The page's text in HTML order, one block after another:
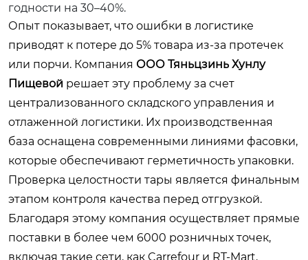
годности на 30–40%.
Опыт показывает, что ошибки в логистике
приводят к потере до 5% товара из-за протечек
или порчи. Компания ООО Тяньцзинь Хунлу
Пищевой решает эту проблему за счет
централизованного складского управления и
отлаженной логистики. Их производственная
база оснащена современными линиями фасовки,
которые обеспечивают герметичность упаковки.
Проверка целостности тары является финальным
этапом контроля качества перед отгрузкой.
Благодаря этому компания осуществляет прямые
поставки в более чем 6000 розничных точек,
включая такие сети, как Carrefour и RT-Mart,